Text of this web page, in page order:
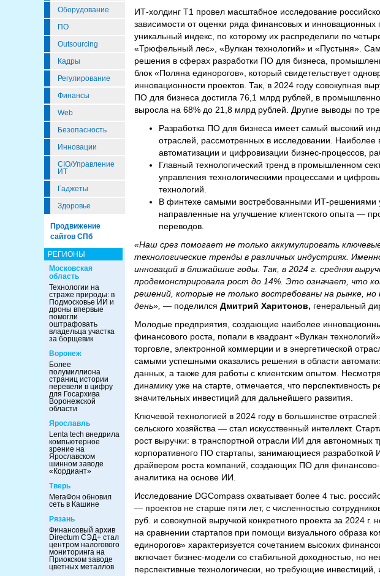
Оборудование
ПО
Outsourcing
Кадры
Регулирование
Финансы
Web
Безопасность
Инновации
CIO/Управление
ИТ
Гаджеты
Здоровье
Продвижение
сайтов СПб
РЕГИОНЫ
Московская
область
Технологии на
страже природы: в
Подмосковье ИИ и
дроны впервые
помогли
оштрафовать
владельца участка
за борщевик
Воронеж
Более
полумиллиона
страниц истории
перевели в цифру
для Госархива
Воронежской
области
Ярославль
Lenta tech внедрила
компьютерное
зрение на
Ярославском
шинном заводе
«Кордиант»
Тверь
МегаФон обновил
сеть в Кашине
Рязань
Финансовый архив
Directum СЭД+ стал
центром налогового
мониторинга на
Приокском заводе
цветных металлов
ИТ-холдинг Т1 провел масштабное исследование
зависимости от оценки ряда финансовых и
уникальный индекс, по которому их распределили по
«Трюфельный лес», «Вулкан технологий» и «Пустыня».
решения в сферах разработки ПО для бизнеса,
блок «Поляна единорогов», который свидетельствует
инновационности проектов. Так, в 2024 году совокупная
ПО для бизнеса достигла 76,1 млрд рублей, в
выросла на 68% до 21,8 млрд рублей. Другие выводы по
Разработка ПО для бизнеса имеет самый высокий
отраслей, рассмотренных в исследовании.
автоматизации и цифровизации бизнес-процессов,
Главный технологический тренд в промышленном
управления технологическими процессами и
технологий.
В финтехе самыми востребованными ИТ-решениями
направленные на улучшение клиентского опыта —
переводов.
«Наш срез помогает не только аккумулировать
технологические тренды в различных индустриях.
инноваций в ближайшие годы. Так, в 2024 г. средняя
продемонстрировала рост до 14%. Это означает, что
решений, которые не только востребованы на рынке,
день», — поделился Дмитрий Харитонов, генеральный
Молодые предприятия, создающие наиболее
финансового роста, попали в квадрант «Вулкан
торговле, электронной коммерции и в энергетической
самыми успешными оказались решения в области
данных, а также для работы с клиентским опытом.
динамику уже на старте, отмечается, что
значительных инвестиций для дальнейшего развития.
Ключевой технологией в 2024 году в большинстве
сельского хозяйства — стал искусственный интеллект.
рост выручки: в транспортной отрасли ИИ для автономных
корпоративного ПО стартапы, занимающиеся
драйвером роста компаний, создающих ПО для финансово-
аналитика на основе ИИ.
Исследование DGCompass охватывает более 4 тыс.
— проектов не старше пяти лет, с численностью
руб. и совокупной выручкой конкретного проекта за 2024
на сравнении стартапов при помощи визуального образа
единорогов» характеризуется сочетанием высоких
включает бизнес-модели со стабильной доходностью, но
перспективные технологически, но требующие